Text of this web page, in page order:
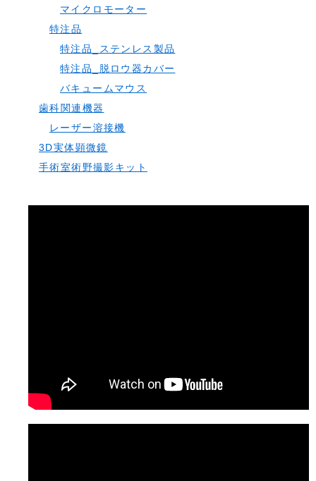
マイクロモーター
特注品
特注品_ステンレス製品
特注品_脱ロウ器カバー
バキュームマウス
歯科関連機器
レーザー溶接機
3D実体顕微鏡
手術室術野撮影キット